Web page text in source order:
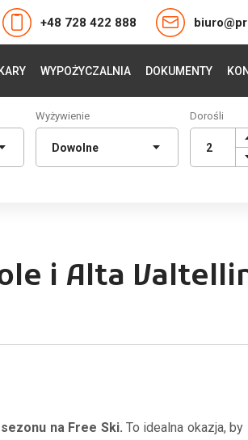
+48 728 422 888
WYPOŻYCZALNIA DOKUMENTY
Wyżywienie Dorośli
i Alta
na Free Ski. To idealna okazja, by